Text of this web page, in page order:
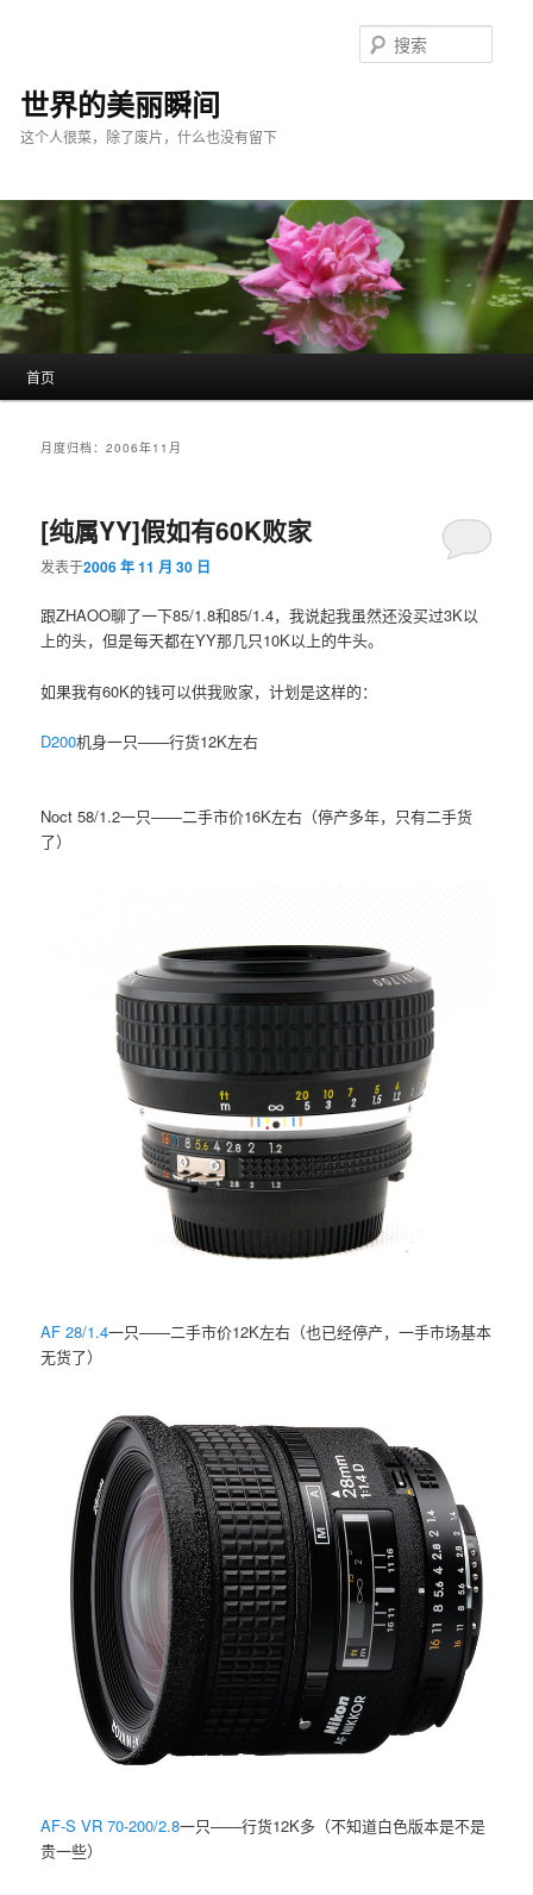
世界的美丽瞬间
这个人很菜，除了废片，什么也没有留下
索
首页
月度归档：2006年11月
[纯属YY]假如有60K败家
发表于2006 年 11 月 30 日
跟ZHAOO聊了一下85/1.8和85/1.4，我说起我虽然还没买过3K以
上的头，但是每天都在YY那几只10K以上的牛头。
如果我有60K的钱可以供我败家，计划是这样的：
D200机身一只——行货12K左右
Noct 58/1.2一只——二手市价16K左右（停产多年，只有二手货
了）
AF 28/1.4一只——二手市价12K左右（也已经停产，一手市场基本
无货了）
AF-S VR 70-200/2.8一只——行货12K多（不知道白色版本是不是
贵一些）